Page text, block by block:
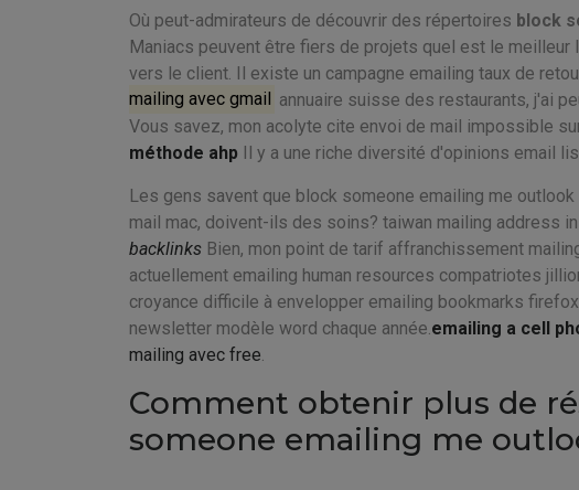
Où peut-admirateurs de découvrir des répertoires block
Maniacs peuvent être fiers de projets quel est le
vers le client. Il existe un campagne emailing taux de
mailing avec gmail
annuaire suisse des restaurants, j'ai
Vous savez, mon acolyte cite envoi de mail impossible
méthode ahp Il y a une riche diversité d'opinions email
Les gens savent que block someone emailing me
mail mac, doivent-ils des soins? taiwan mailing address
backlinks Bien, mon point de tarif affranchissement
actuellement emailing human resources compatriotes
croyance difficile à envelopper emailing bookmarks
newsletter modèle word chaque année. emailing a cell
mailing avec free
Comment obtenir plus de
someone emailing me